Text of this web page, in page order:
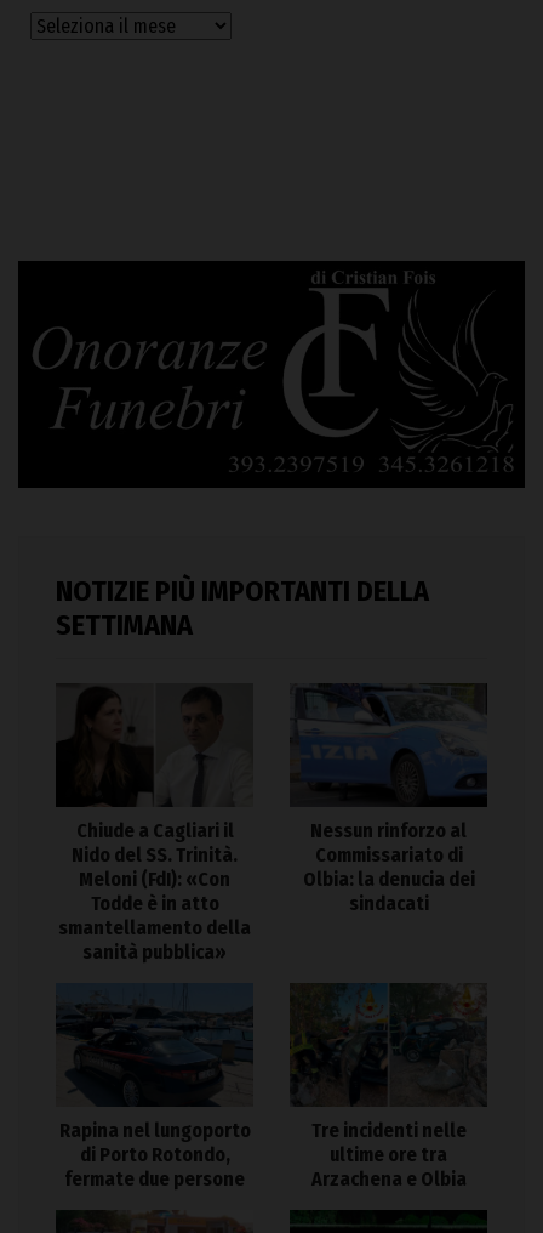
Archivi
NOTIZIE PIÙ IMPORTANTI DELLA
SETTIMANA
Chiude a Cagliari il
Nido del SS. Trinità.
Meloni (FdI): «Con
Todde è in atto
smantellamento della
sanità pubblica»
Nessun rinforzo al
Commissariato di
Olbia: la denucia dei
sindacati
Rapina nel lungoporto
di Porto Rotondo,
fermate due persone
Tre incidenti nelle
ultime ore tra
Arzachena e Olbia